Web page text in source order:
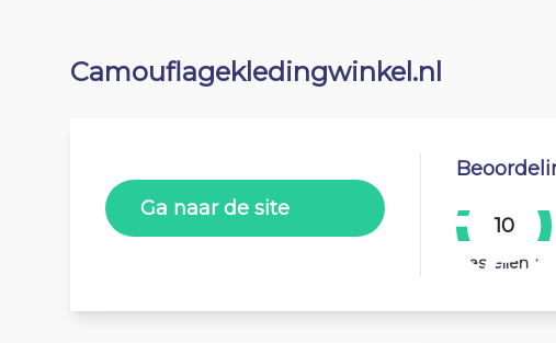
Camouflagekledingwinkel.nl
Ga naar de site
10
Bestellen 10